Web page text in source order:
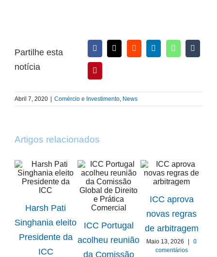
Partilhe esta
notícia
Abril 7, 2020 | Comércio e Investimento, News
Artigos relacionados
Harsh Pati
Singhania eleito
Presidente da
ICC
ICC Portugal
acolheu reunião
da Comissão
ICC aprova
novas regras
de arbitragem
Maio 13, 2026 |
0
comentários